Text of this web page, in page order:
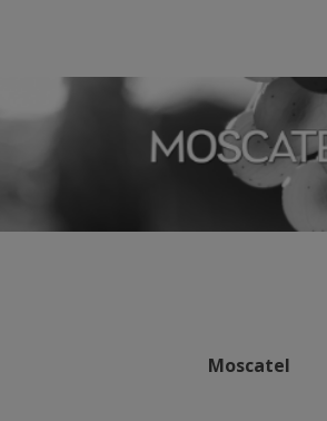
Moscatel